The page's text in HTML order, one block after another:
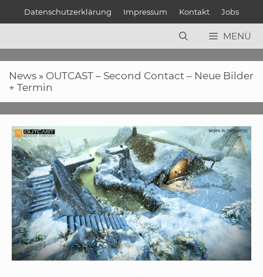
Datenschutzerklärung Impressum Kontakt Jobs
MENÜ
News » OUTCAST – Second Contact – Neue Bilder
+ Termin